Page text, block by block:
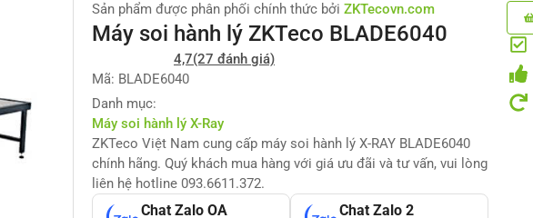
Sản phẩm được phân phối chính thức bởi ZKTecovn.com
Máy soi hành lý ZKTeco BLADE6040
4,7(27 đánh giá)
Mã: BLADE6040
Danh mục:
Máy soi hành lý X-Ray
ZKTeco Việt Nam cung cấp máy soi hành lý X-RAY BLADE6040
chính hãng. Quý khách mua hàng với giá ưu đãi và tư vấn, vui lòng
liên hệ hotline 093.6611.372.
Chat Zalo OA Chat Zalo 2